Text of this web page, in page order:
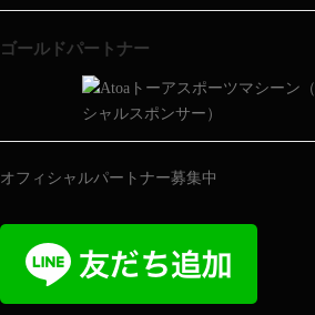
ゴールドパートナー
オフィシャルパートナー募集中